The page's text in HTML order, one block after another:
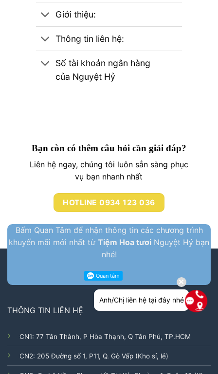
Giới thiệu:
Thông tin liên hệ:
Số tài khoản ngân hàng
của Nguyệt Hỷ
Bạn còn có thêm câu hỏi cần giải đáp?
Liên hệ ngay, chúng tôi luôn sẳn sàng phục
vụ bạn nhanh nhất
HOTLINE 0934 123 036
Bấm Quan Tâm để nhận thông tin các chương trình
khuyến mãi mới nhất từ Tiệm Hoa tươi Nguyệt Hỷ bạn
nhé!
THÔNG TIN LIÊN HỆ
CN1: 77 Tân Thành, P Hòa Thạnh, Q Tân Phú, TP.HCM
CN2: 205 Đường số 1, P11, Q. Gò Vấp (Kho sỉ, lẻ)
Anh/Chị liên hệ tại đây nhé